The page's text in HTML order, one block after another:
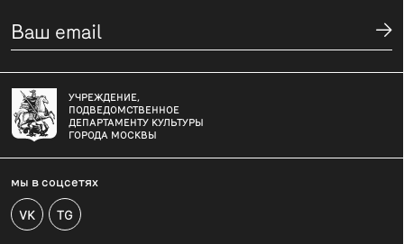
УЧРЕЖДЕНИЕ,
ПОДВЕДОМСТВЕННОЕ
ДЕПАРТАМЕНТУ КУЛЬТУРЫ
ГОРОДА МОСКВЫ
мы в соцсетях
VK TG